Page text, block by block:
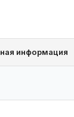
информация